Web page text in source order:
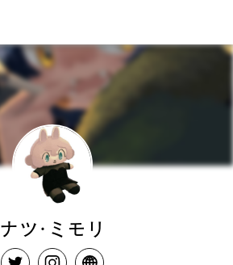
ナツ･ミモリ